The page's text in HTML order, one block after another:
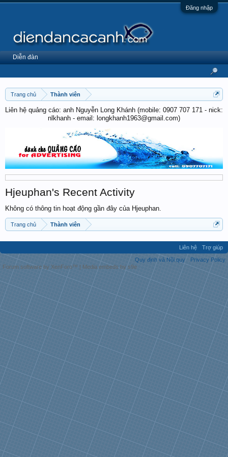
Đăng nhập
Trang chủ Thành viên
Liên hệ quảng cáo: anh Nguyễn Long Khánh (mobile: 0907 707 171 - nick:
nlkhanh - email: longkhanh1963@gmail.com)
Hjeuphan's Recent Activity
Không có thông tin hoạt động gần đây của Hjeuphan.
Trang chủ Thành viên
Diễn đàn
Liên hệ
Trợ giúp
Quy định và Nội quy
Privacy Policy
Forum software by XenForo™ | Media embeds by s9e